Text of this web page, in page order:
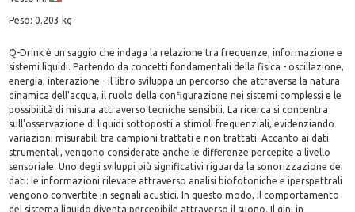
Peso: 0.203 kg
Q-Drink è un saggio che indaga la relazione tra frequenze, informazione e
sistemi liquidi. Partendo da concetti fondamentali della fisica - oscillazione,
energia, interazione - il libro sviluppa un percorso che attraversa la natura
dinamica dell'acqua, il ruolo della configurazione nei sistemi complessi e le
possibilità di misura attraverso tecniche sensibili. La ricerca si concentra
sull'osservazione di liquidi sottoposti a stimoli frequenziali, evidenziando
variazioni misurabili tra campioni trattati e non trattati. Accanto ai dati
strumentali, vengono considerate anche le differenze percepite a livello
sensoriale. Uno degli sviluppi più significativi riguarda la sonorizzazione dei
dati: le informazioni rilevate attraverso analisi biofotoniche e iperspettrali
vengono convertite in segnali acustici. In questo modo, il comportamento
del sistema liquido diventa percepibile attraverso il suono. Il gin, in